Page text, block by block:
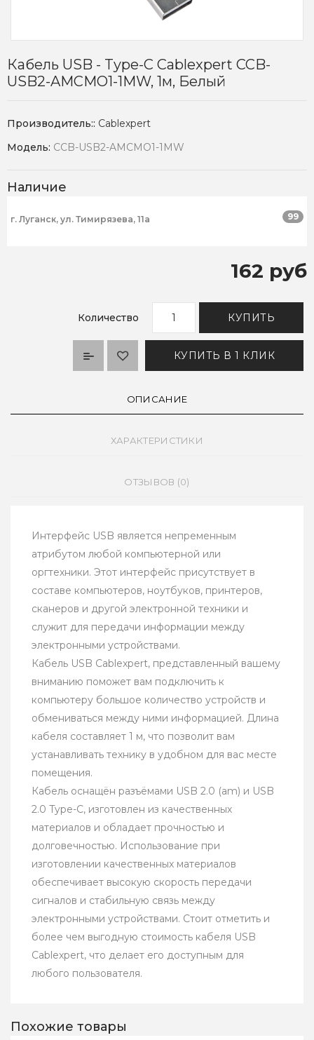
Кабель USB - Type-C Cablexpert CCB-
USB2-AMCMO1-1MW, 1м, Белый
Производитель:: Cablexpert
Модель: CCB-USB2-AMCMO1-1MW
Наличие
г. Луганск, ул. Тимирязева, 11а 99
162 руб
Количество КУПИТЬ
КУПИТЬ В 1 КЛИК
ОПИСАНИЕ
ХАРАКТЕРИСТИКИ
ОТЗЫВОВ (0)
Интерфейс USB является непременным
атрибутом любой компьютерной или
оргтехники. Этот интерфейс присутствует в
составе компьютеров, ноутбуков, принтеров,
сканеров и другой электронной техники и
служит для передачи информации между
электронными устройствами.
Кабель USB Cablexpert, представленный вашему
вниманию поможет вам подключить к
компьютеру большое количество устройств и
обмениваться между ними информацией. Длина
кабеля составляет 1 м, что позволит вам
устанавливать технику в удобном для вас месте
помещения.
Кабель оснащён разъёмами USB 2.0 (am) и USB
2.0 Type-C, изготовлен из качественных
материалов и обладает прочностью и
долговечностью. Использование при
изготовлении качественных материалов
обеспечивает высокую скорость передачи
сигналов и стабильную связь между
электронными устройствами. Стоит отметить и
более чем выгодную стоимость кабеля USB
Cablexpert, что делает его доступным для
любого пользователя.
Похожие товары